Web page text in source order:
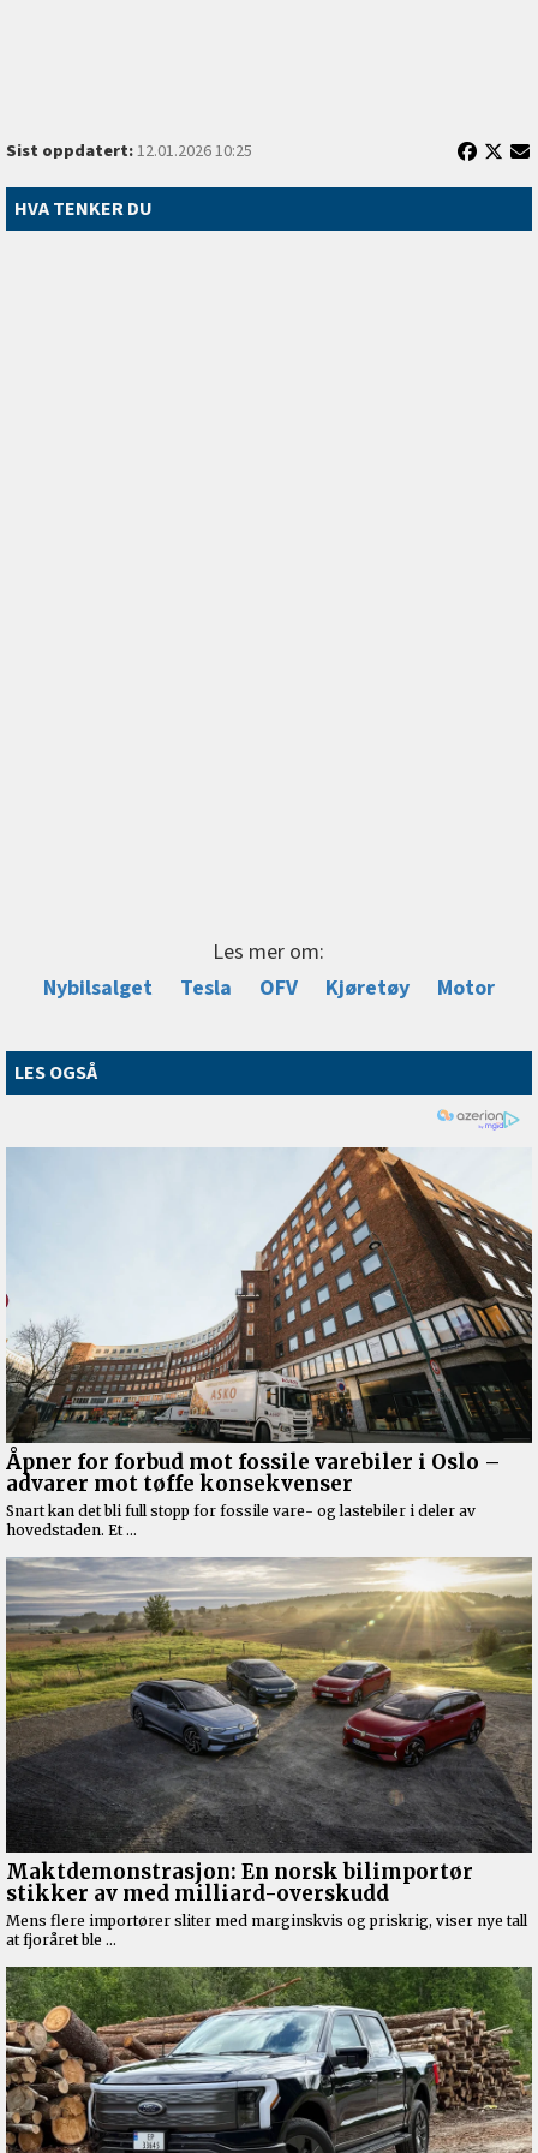
Sist oppdatert:12.01.2026 10:25
HVA TENKER DU
Les mer om:
Nybilsalget
Tesla OFV Kjøretøy Motor
LES OGSÅ